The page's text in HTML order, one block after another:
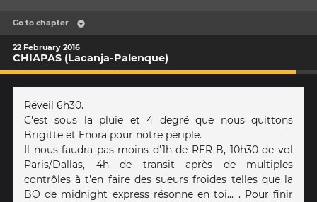
Go to chapter
22 February 2016
CHIAPAS (Lacanja-Palenque)
Réveil 6h30.
C'est sous la pluie et 4 degré que nous quittons
Brigitte et Enora pour notre périple.
Il nous faudra pas moins d'1h de RER B, 10h30 de vol
Paris/Dallas, 4h de transit après de multiples
contrôles à t'en faire des sueurs froides telles que la
BO de midnight express résonne en toi... . Pour finir